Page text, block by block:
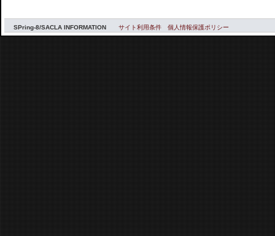
SPring-8/SACLA INFORMATION サイト利用条件 個人情報保護ポリシー